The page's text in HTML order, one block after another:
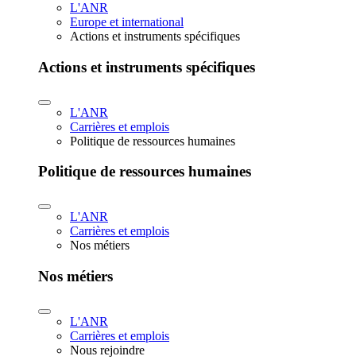
L'ANR
Europe et international
Actions et instruments spécifiques
Actions et instruments spécifiques
L'ANR
Carrières et emplois
Politique de ressources humaines
Politique de ressources humaines
L'ANR
Carrières et emplois
Nos métiers
Nos métiers
L'ANR
Carrières et emplois
Nous rejoindre